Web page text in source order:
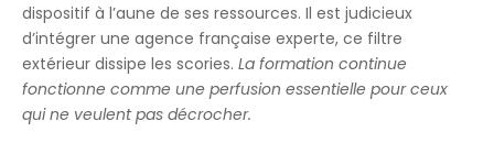
dispositif à l’aune de ses ressources. Il est judicieux
d’intégrer une agence française experte, ce filtre
extérieur dissipe les scories. La formation continue
fonctionne comme une perfusion essentielle pour ceux
qui ne veulent pas décrocher.